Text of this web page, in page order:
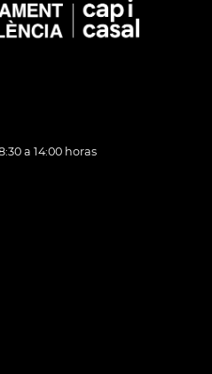
a 14:00 horas